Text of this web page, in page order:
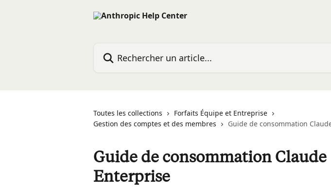
Toutes les collections
Forfaits Équipe et Entreprise
Gestion des comptes et des membres
Guide de consommation
Guide de consommation Claude
Enterprise